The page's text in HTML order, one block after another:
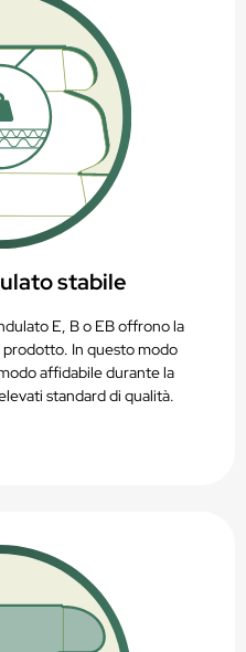
stabile
E, B o EB offrono la
In questo modo
affidabile durante la
standard di qualità.